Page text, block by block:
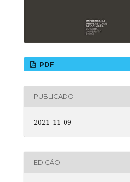
PDF
PUBLICADO
2021-11-09
EDIÇÃO